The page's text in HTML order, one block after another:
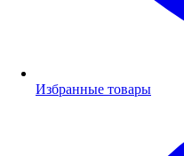
Избранные товары